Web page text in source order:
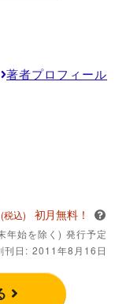
著者プロフィール
(税込) 初月無料！
年始を除く) 発行予定
刊日: 2011年8月16日